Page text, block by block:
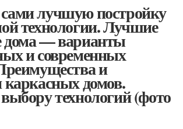
лучшую постройку
технологии. Лучшие
дома — варианты
и современных
и
каркасных домов.
технологий (фото